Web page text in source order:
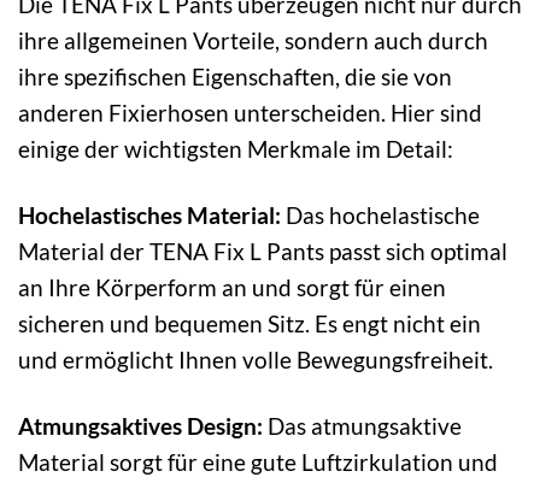
ihre allgemeinen Vorteile, sondern auch durch
ihre spezifischen Eigenschaften, die sie von
anderen Fixierhosen unterscheiden. Hier sind
einige der wichtigsten Merkmale im Detail:
Hochelastisches Material: Das hochelastische
Material der TENA Fix L Pants passt sich optimal
an Ihre Körperform an und sorgt für einen
sicheren und bequemen Sitz. Es engt nicht ein
und ermöglicht Ihnen volle Bewegungsfreiheit.
Atmungsaktives Design: Das atmungsaktive
Material sorgt für eine gute Luftzirkulation und